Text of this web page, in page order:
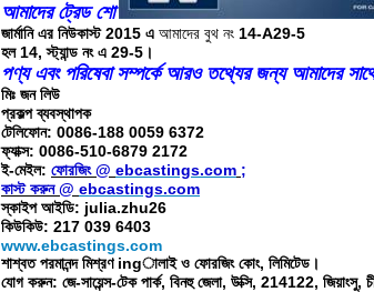
আমাদের ট্রেড শো
জার্মানি এর নিউকাস্ট 2015 এ আমাদের বুথ নং 14-A29-5
হল 14, স্ট্যান্ড নং এ 29-5।
পণ্য এবং পরিষেবা সম্পর্কে আরও তথ্যের জন্য আমাদের
মিঃ জন লিউ
প্রকল্প ব্যবস্থাপক
টেলিফোন: 0086-188 0059 6372
ফ্যাক্স: 0086-510-6879 2172
ই-মেইল: ফোরজিং @ ebcastings.com ;
কাস্ট করুন @ ebcastings.com
স্কাইপ আইডি: julia.zhu26
কিউকিউ: 217 039 6403
www.ebcastings.com
শাশ্বত পরমানন্দ মিশ্রণ ingালাই ও ফোরজিং কোং, লিমিটেড।
যোগ করুন: জে-সায়েন্স-টেক পার্ক, বিনহু জেলা, উক্সি, 214122, জিয়াংসু,